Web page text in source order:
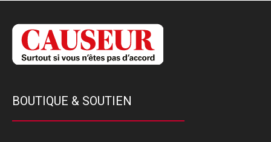
BOUTIQUE & SOUTIEN